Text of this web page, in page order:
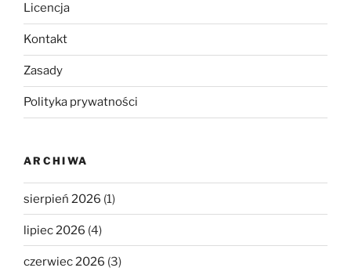
Licencja
Kontakt
Zasady
Polityka prywatności
ARCHIWA
sierpień 2026 (1)
lipiec 2026 (4)
czerwiec 2026 (3)